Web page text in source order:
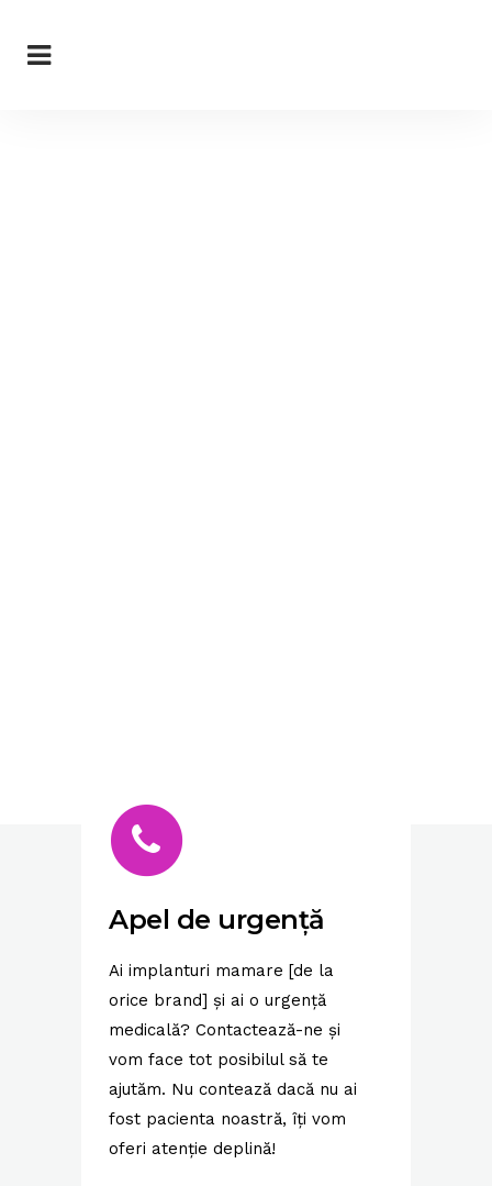
Apel de urgență
Ai implanturi mamare [de la
orice brand] și ai o urgență
medicală? Contactează-ne și
vom face tot posibilul să te
ajutăm. Nu contează dacă nu ai
fost pacienta noastră, îți vom
oferi atenție deplină!